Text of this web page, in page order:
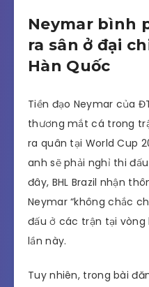
Neymar bình
ra sân ở đại
Hàn Quốc
Tiền đạo Neymar của
thương mắt cá trong
ra quân tại World Cup
anh sẽ phải nghỉ thi
đây, BHL Brazil nhận
Neymar “không chắc
đấu ở các trận tại vòng
lần này.
Tuy nhiên, trong bài